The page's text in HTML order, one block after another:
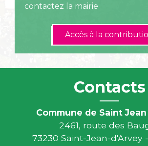
contactez la mairie
Accès à la
Contacts
Commune de Saint
2461, route des
73230 Saint-Jean-d'Arvey